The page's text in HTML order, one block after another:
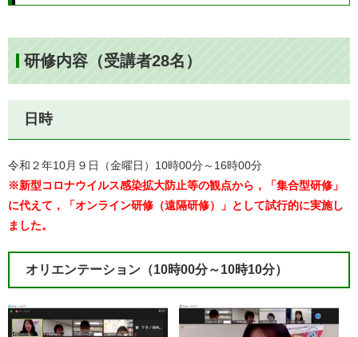
研修内容（受講者28名）
日時
令和２年10月９日（金曜日）10時00分～16時00分
※新型コロナウイルス感染拡大防止等の観点から，「集合型研修」
に代えて，「オンライン研修（遠隔研修）」として試行的に実施し
ました。
オリエンテーション（10時00分～10時10分）